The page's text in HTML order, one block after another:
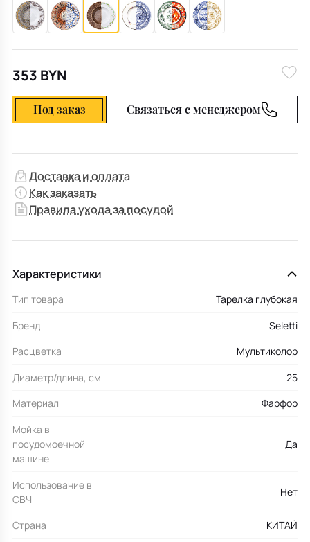
353 BYN
Под заказ Связаться с менеджером
Доставка и оплата
Как заказать
Правила ухода за посудой
Характеристики
Тип товара
Тарелка глубокая
Бренд
Seletti
Расцветка
Мультиколор
Диаметр/длина, см
25
Материал
Фарфор
Мойка в
посудомоечной
машине
Да
Использование в
СВЧ
Нет
Страна
КИТАЙ